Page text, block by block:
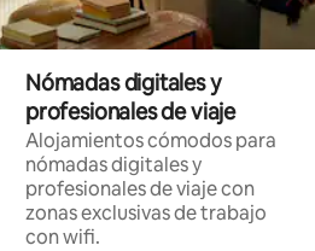
Nómadas digitales y
profesionales de viaje
Alojamientos cómodos para
nómadas digitales y
profesionales de viaje con
zonas exclusivas de trabajo
con wifi.